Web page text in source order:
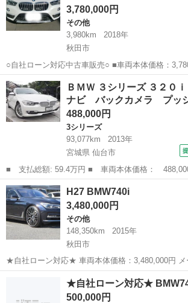
3,780,000円
その他
3,980km
2018年
秋田市
○自社ローン対応中古車販売○ ■車両本体価格：3,780,000円 ■メーカー
名：BMW ■車種名：X1 xDrive 18d xライン ■排気
式：H30年 ■走行距離：3,980km...
秋田 秋田市 車両
ＢＭＷ ３シリーズ ３２
ナビ バックカメラ プッ
488,000円
3シリーズ
93,077km
2013年
宮城県 仙台市
■ 支払総額: 59.4万円 ■ 車両本体価格： 488,000 円 ■ メーカー
名： ＢＭＷ ■ 車種名： ３シリーズ ■ グレー
ｉ 車検整備付き ナビ バックカメラ プッシュ
量： 200...
宮城 仙台市
H27 BMW740i
3,480,000円
その他
148,350km
2015年
秋田市
★自社ローン対応★ 車両本体価格：3,480,000円 メーカー名：BMW
車種名：740i 排気量：3,000cc 年式：H27年 走行距離：148,350km 色
その他 車両
★自社ローン対応★
500,000円